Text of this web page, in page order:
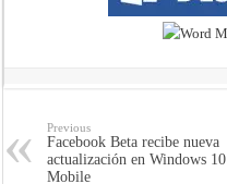
Previous
Facebook Beta recibe nueva
actualización en Windows 10
Mobile